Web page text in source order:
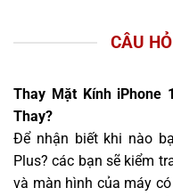
CÂU
Thay Mặt Kính iPhone
Thay?
Để nhận biết khi nào
Plus? các bạn sẽ kiểm
và màn hình của máy